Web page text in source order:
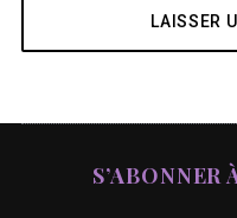
S’ABONNER